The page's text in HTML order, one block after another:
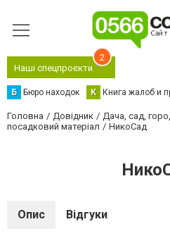
Наші спецпроєкти
2
Б Бюро находок К Книга жалоб и
Головна Довідник Дача, сад,
посадковий матеріал
НикоСад
Опис Відгуки